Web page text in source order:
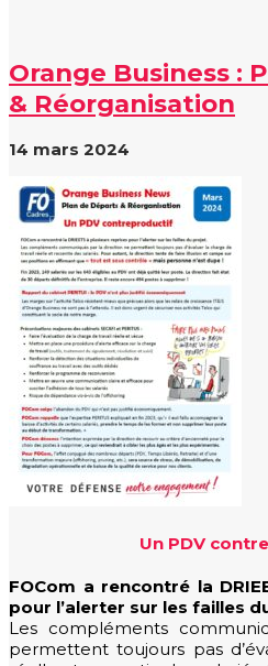
Orange Business :
& Réorganisation
14 mars 2024
Un PDV
FOCom a rencontré la
pour l’alerter sur les failles
Les compléments
permettent toujours pas